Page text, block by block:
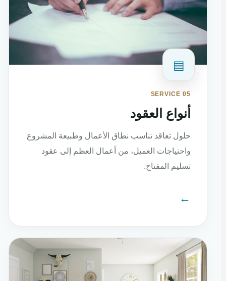
▤
SERVICE 05
أنواع العقود
حلول تعاقد تناسب نطاق الأعمال وطبيعة المشروع
واحتياجات العميل، من أعمال العظم إلى عقود
تسليم المفتاح.
←